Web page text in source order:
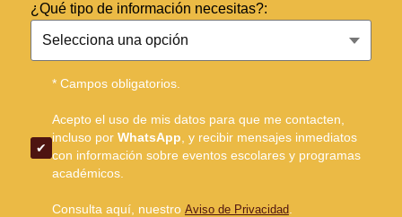
¿Qué tipo de información necesitas?:
* Campos obligatorios.
Acepto el uso de mis datos para que me contacten,
incluso por WhatsApp , y recibir mensajes inmediatos
con información sobre eventos escolares y programas
académicos.
Consulta aquí, nuestro Aviso de Privacidad.